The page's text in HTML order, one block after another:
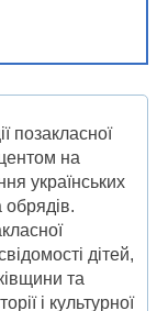
позакласної
на
українських
обрядів.
дітей,
та
і культурної